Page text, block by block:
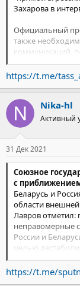
Захарова в
Официальный
также
коммуникаций,
совместная
https://t.me/
Nika-hl
Активный
31 Дек 2021
Союзное
с
Беларусь и
области
Лавров отметил:
неправомерные
России и
целью
Глава МИД РФ
военное
компромисс.
https://t.me/